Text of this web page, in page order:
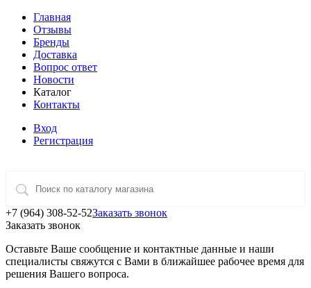
Главная
Отзывы
Бренды
Доставка
Вопрос ответ
Новости
Каталог
Контакты
Вход
Регистрация
+7 (964) 308-52-52Заказать звонок
Заказать звонок
Оставьте Ваше сообщение и контактные данные и наши
специалисты свяжутся с Вами в ближайшее рабочее время для
решения Вашего вопроса.